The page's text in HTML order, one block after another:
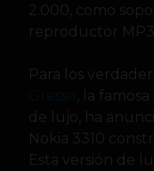
2.000, como
reproductor MP3.
Para los
, la
de lujo, ha
Nokia 3310
Esta versión de